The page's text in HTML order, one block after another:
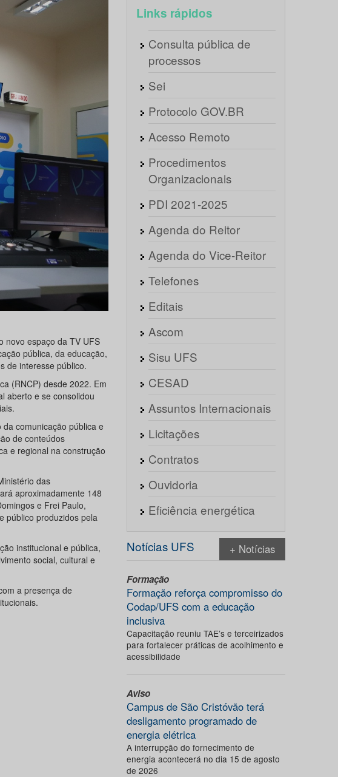
novo espaço da TV UFS
pública, da educação,
de interesse público.
(RNCP) desde 2022. Em
aberto e se consolidou
comunicação pública e
de conteúdos
e regional na construção
das
aproximadamente 148
e Frei Paulo,
público produzidos pela
institucional e pública,
social, cultural e
a presença de
Links rápidos
Consulta pública de
processos
Sei
Protocolo GOV.BR
Acesso Remoto
Procedimentos
Organizacionais
PDI 2021-2025
Agenda do Reitor
Agenda do Vice-Reitor
Telefones
Editais
Ascom
Sisu UFS
CESAD
Assuntos Internacionais
Licitações
Contratos
Ouvidoria
Eficiência energética
Notícias UFS + Notícias
Formação
Formação reforça compromisso do
Codap/UFS com a educação
inclusiva
Capacitação reuniu TAE’s e terceirizados
para fortalecer práticas de acolhimento e
acessibilidade
Aviso
Campus de São Cristóvão terá
desligamento programado de
energia elétrica
A interrupção do fornecimento de
energia acontecerá no dia 15 de agosto
de 2026